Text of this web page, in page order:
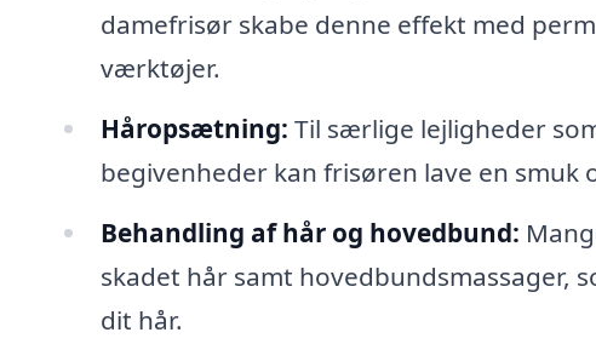
damefrisør skabe denne effekt med
værktøjer.
Håropsætning: Til særlige lejligheder
begivenheder kan frisøren lave en
Behandling af hår og hovedbund:
skadet hår samt hovedbundsmassager,
dit hår.